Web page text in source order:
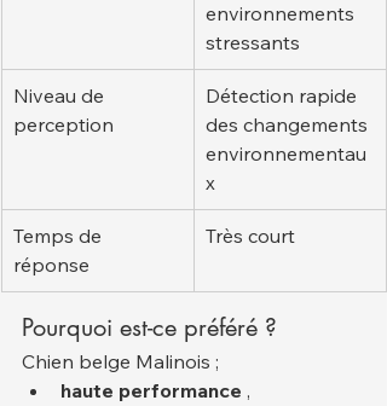
environnements
stressants
Niveau de
perception
Détection rapide
des changements
environnementau
x
Temps de
réponse
Très court
Pourquoi est-ce préféré ?
Chien belge Malinois ;
haute performance ,